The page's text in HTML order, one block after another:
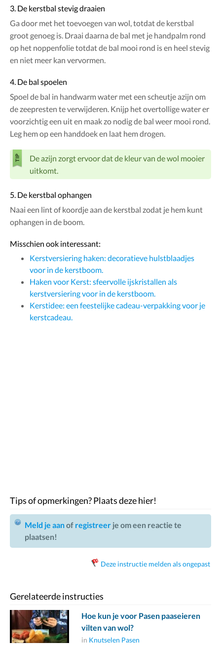
3. De kerstbal stevig draaien
Ga door met het toevoegen van wol, totdat de kerstbal
groot genoeg is. Draai daarna de bal met je handpalm rond
op het noppenfolie totdat de bal mooi rond is en heel stevig
en niet meer kan vervormen.
4. De bal spoelen
Spoel de bal in handwarm water met een scheutje azijn om
de zeepresten te verwijderen. Knijp het overtollige water er
voorzichtig een uit en maak zo nodig de bal weer mooi rond.
Leg hem op een handdoek en laat hem drogen.
De azijn zorgt ervoor dat de kleur van de wol mooier
uitkomt.
5. De kerstbal ophangen
Naai een lint of koordje aan de kerstbal zodat je hem kunt
ophangen in de boom.
Misschien ook interessant:
Kerstversiering haken: decoratieve hulstblaadjes
voor in de kerstboom.
Haken voor Kerst: sfeervolle ijskristallen als
kerstversiering voor in de kerstboom.
Kerstidee: een feestelijke cadeau-verpakking voor je
kerstcadeau.
Tips of opmerkingen? Plaats deze hier!
Meld je aanof registreer je om een reactie te
plaatsen!
Deze instructie melden als ongepast
Gerelateerde instructies
Hoe kun je voor Pasen paaseieren
vilten van wol?
in Knutselen Pasen